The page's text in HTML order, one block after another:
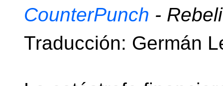
CounterPunch -
Traducción: Germán